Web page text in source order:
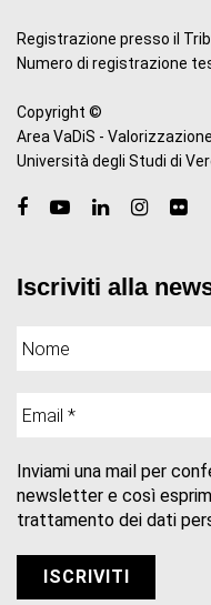
Registrazione presso il
Numero di registrazione
Copyright ©
Area VaDiS -
Università degli Studi di
Iscriviti alla
Inviami una mail per
newsletter e così
trattamento dei dati